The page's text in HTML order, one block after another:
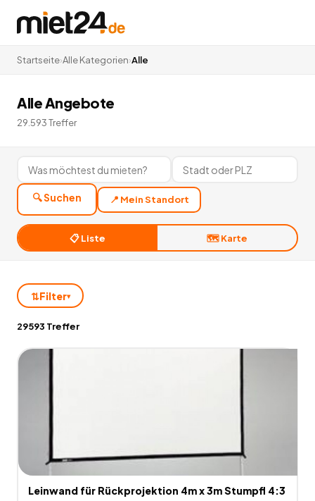
Startseite›Alle Kategorien›Alle
Alle Angebote
29.593Treffer
🔍 Suchen 📍 Mein Standort
📋 Liste 🗺️ Karte
⇅Filter▾
29593 Treffer
Leinwand für Rückprojektion 4m x 3m Stumpfl 4:3